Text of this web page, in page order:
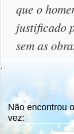
que o
justificado
sem as
.
Não encontrou
vez: